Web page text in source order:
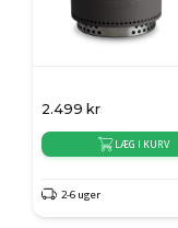
2.499 kr
LÆG I KURV
2-6 uger